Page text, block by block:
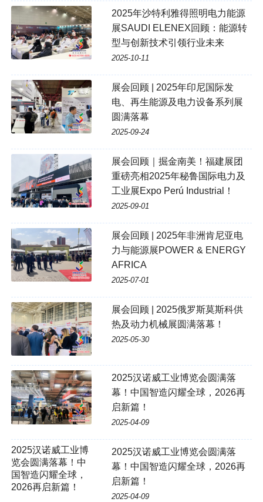
2025年沙特利雅得照明电力能源
展SAUDI ELENEX回顾：能源转
型与创新技术引领行业未来
2025-10-11
展会回顾 | 2025年印尼国际发
电、再生能源及电力设备系列展
圆满落幕
2025-09-24
展会回顾｜掘金南美！福建展团
重磅亮相2025年秘鲁国际电力及
工业展Expo Perú Industrial！
2025-09-01
展会回顾 | 2025年非洲肯尼亚电
力与能源展POWER & ENERGY
AFRICA
2025-07-01
展会回顾 | 2025俄罗斯莫斯科供
热及动力机械展圆满落幕！
2025-05-30
2025汉诺威工业博览会圆满落
幕！中国智造闪耀全球，2026再
启新篇！
2025-04-09
2025汉诺威工业博
览会圆满落幕！中
国智造闪耀全球，
2026再启新篇！
2025汉诺威工业博览会圆满落
幕！中国智造闪耀全球，2026再
启新篇！
2025-04-09